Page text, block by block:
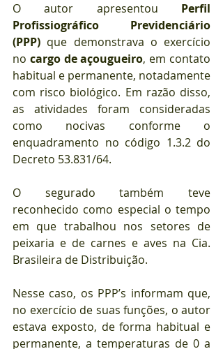
O autor apresentou Perfil
Profissiográfico Previdenciário
(PPP) que demonstrava o exercício
no cargo de açougueiro, em contato
habitual e permanente, notadamente
com risco biológico. Em razão disso,
as atividades foram consideradas
como nocivas conforme o
enquadramento no código 1.3.2 do
Decreto 53.831/64.
O segurado também teve
reconhecido como especial o tempo
em que trabalhou nos setores de
peixaria e de carnes e aves na Cia.
Brasileira de Distribuição.
Nesse caso, os PPP’s informam que,
no exercício de suas funções, o autor
estava exposto, de forma habitual e
permanente, a temperaturas de 0 a